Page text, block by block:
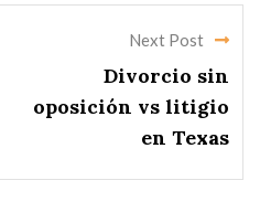
Next Post
Divorcio sin
oposición vs litigio
en Texas